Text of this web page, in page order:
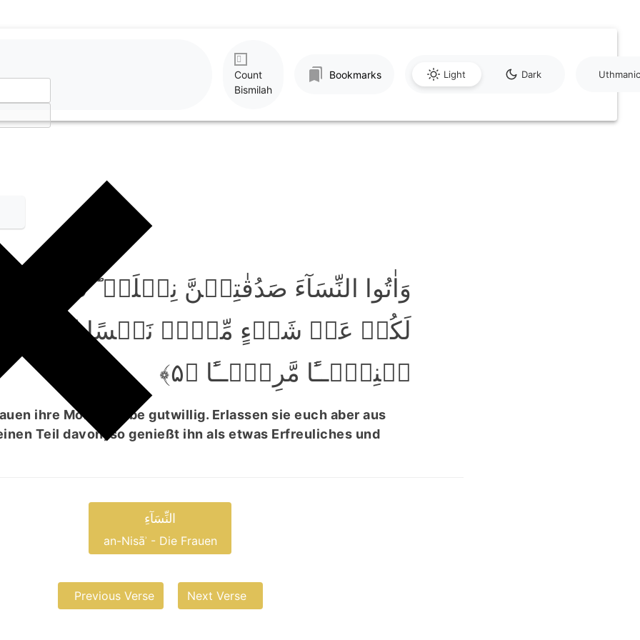
Count
Bismilah
Bookmarks Light Dark Uthmanic
وَاٰتُوا النِّسَآءَ صَدُقٰتِہِنَّ نِحۡلَۃً ؕ فَاِنۡ
لَکُمۡ عَنۡ شَیۡءٍ مِّنۡہُ نَفۡسًا فَکُلُوۡہُ
ہَنِیۡٓــًٔا مَّرِیۡٓــًٔا ﴿۵﴾
ihre Morgengabe gutwillig. Erlassen sie euch aber aus
Teil davon, so genießt ihn als etwas Erfreuliches und
النِّسَآءِ
an-Nisāʾ - Die Frauen
Previous Verse Next Verse